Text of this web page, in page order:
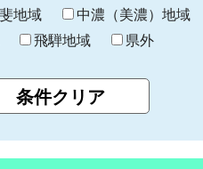
地域 中濃（美濃）地域
飛騨地域 県外